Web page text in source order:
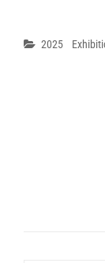
Categories
2025